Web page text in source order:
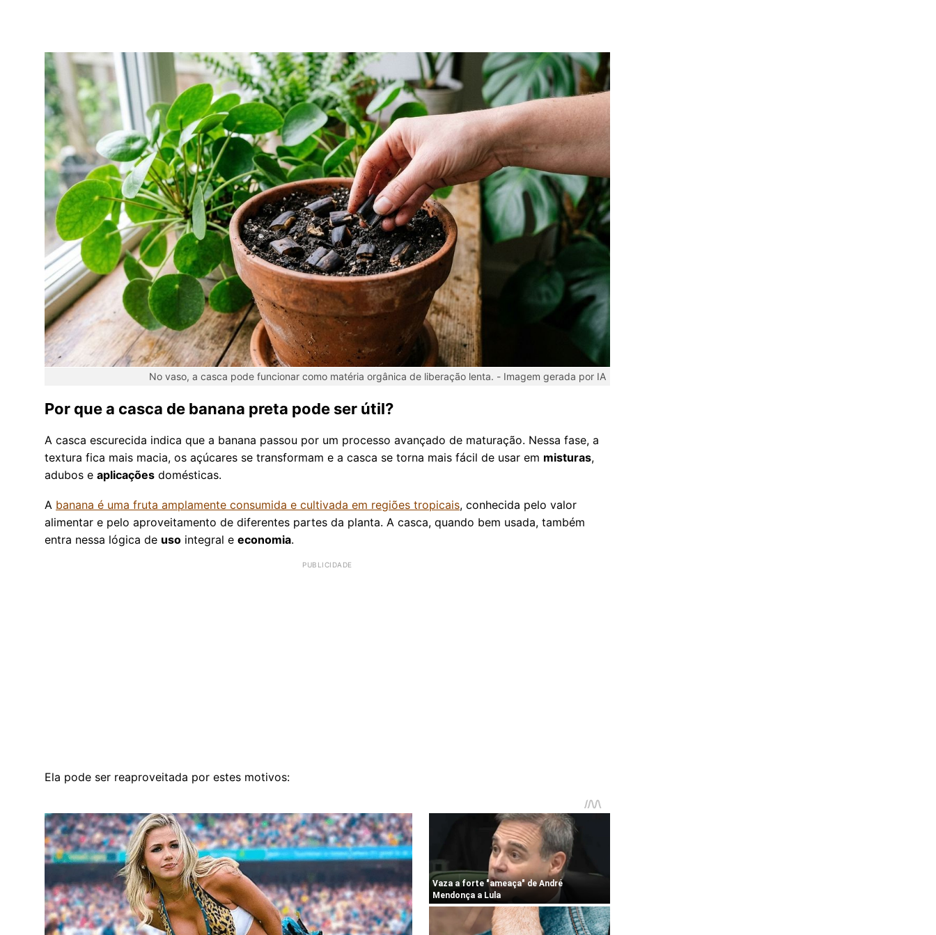
No vaso, a casca pode funcionar como matéria orgânica de liberação lenta. - Imagem gerada por IA
Por que a casca de banana preta pode ser útil?
A casca escurecida indica que a banana passou por um processo avançado de maturação. Nessa fase, a
textura fica mais macia, os açúcares se transformam e a casca se torna mais fácil de usar em misturas,
adubos e aplicações domésticas.
A banana é uma fruta amplamente consumida e cultivada em regiões tropicais, conhecida pelo valor
alimentar e pelo aproveitamento de diferentes partes da planta. A casca, quando bem usada, também
entra nessa lógica de uso integral e economia.
Ela pode ser reaproveitada por estes motivos: